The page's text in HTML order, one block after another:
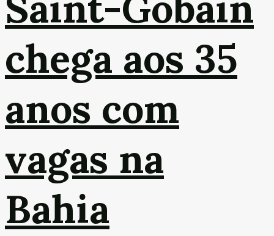
chega aos 35
anos com
vagas na
Bahia